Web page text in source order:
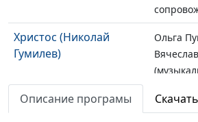
Христос (Николай
Гумилев)
Ольга
Ольга
Описание програмы Скачать